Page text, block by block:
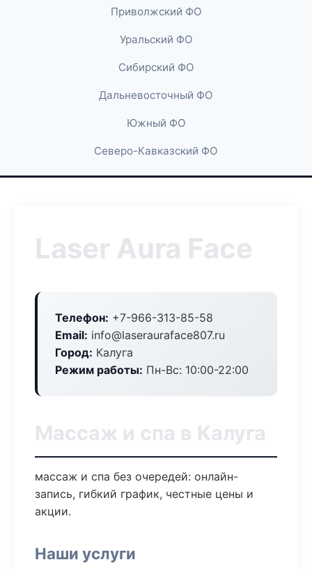
Приволжский ФО
Уральский ФО
Сибирский ФО
Дальневосточный ФО
Южный ФО
Северо-Кавказский ФО
Laser Aura Face
Телефон: +7-966-313-85-58
Email: info@laserauraface807.ru
Город: Калуга
Режим работы: Пн-Вс: 10:00-22:00
Массаж и спа в Калуга
массаж и спа без очередей: онлайн-
запись, гибкий график, честные цены и
акции.
Наши услуги